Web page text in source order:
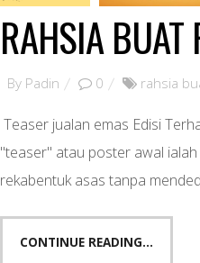
RAHSIA BUAT
By Padin 0 rahsia
Teaser jualan emas Edisi
"teaser" atau poster awal
rekabentuk asas tanpa
CONTINUE READING...